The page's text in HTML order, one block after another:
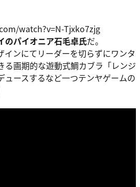
watch?v=N-Tjxko7zjg
のパイオニア石毛卓氏だ。
インにてリーダーを切らずにワンタ
る画期的な遊動式鯛カブラ「レンジ
ュースするなど一つテンヤゲームの